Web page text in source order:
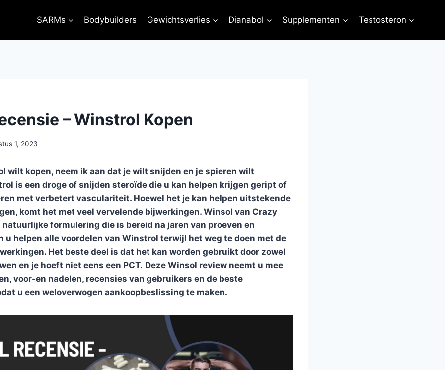
SARMs Bodybuilders Gewichtsverlies Dianabol Supplementen Testosteron
– Winstrol Kopen
1, 2023
wilt kopen, neem ik aan dat je wilt snijden en je spieren wilt
is een droge of snijden steroïde die u kan helpen krijgen geript of
met verbetert vasculariteit. Hoewel het je kan helpen uitstekende
komt het met veel vervelende bijwerkingen. Winsol van Crazy
natuurlijke formulering die is bereid na jaren van proeven en
u helpen alle voordelen van Winstrol terwijl het weg te doen met de
Het beste deel is dat het kan worden gebruikt door zowel
en je hoeft niet eens een PCT. Deze Winsol review neemt u mee
voor-en nadelen, recensies van gebruikers en de beste
u een weloverwogen aankoopbeslissing te maken.